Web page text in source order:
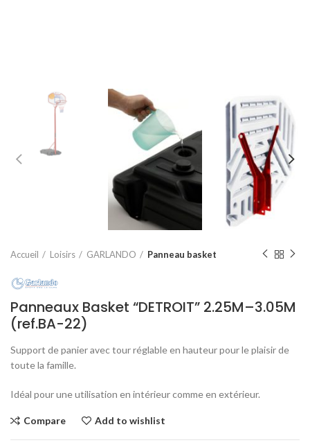
Accueil Loisirs GARLANDO Panneau basket
Panneaux Basket “DETROIT” 2.25M–3.05M
(ref.BA-22)
Support de panier avec tour réglable en hauteur pour le plaisir de
toute la famille.
Idéal pour une utilisation en intérieur comme en extérieur.
Compare Add to wishlist